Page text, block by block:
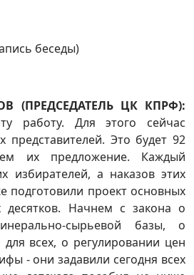
беседы)
(ПРЕДСЕДАТЕЛЬ ЦК КПРФ):
работу. Для этого сейчас
представителей. Это будет 92
их предложение. Каждый
избирателей, а наказов этих
проект основных
десятков. Начнем с закона о
сырьевой базы, о
всех, о регулировании цен
- они задавили сегодня всех